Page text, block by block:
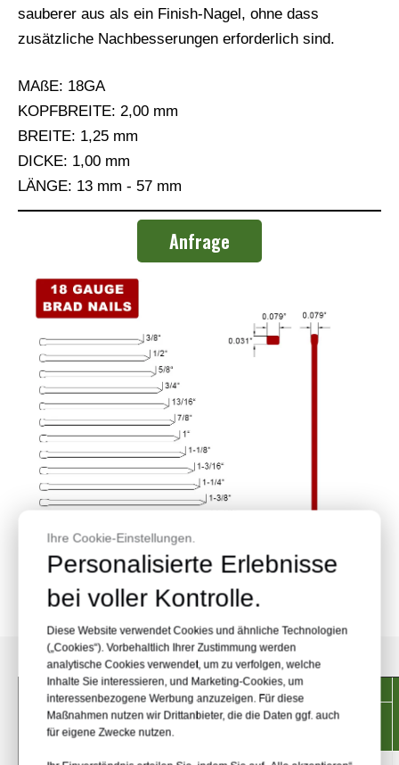
sauberer aus als ein Finish-Nagel, ohne dass
zusätzliche Nachbesserungen erforderlich sind.
MAßE: 18GA
KOPFBREITE: 2,00 mm
BREITE: 1,25 mm
DICKE: 1,00 mm
LÄNGE: 13 mm - 57 mm
Anfrage
Artikel Unsere Spezifikation.
mm
Ihre Cookie-Einstellungen.
Personalisierte Erlebnisse
bei voller Kontrolle.
Diese Website verwendet Cookies und ähnliche Technologien
(„Cookies“). Vorbehaltlich Ihrer Zustimmung werden
analytische Cookies verwendet, um zu verfolgen, welche
Inhalte Sie interessieren, und Marketing-Cookies, um
interessenbezogene Werbung anzuzeigen. Für diese
Maßnahmen nutzen wir Drittanbieter, die die Daten ggf. auch
für eigene Zwecke nutzen.